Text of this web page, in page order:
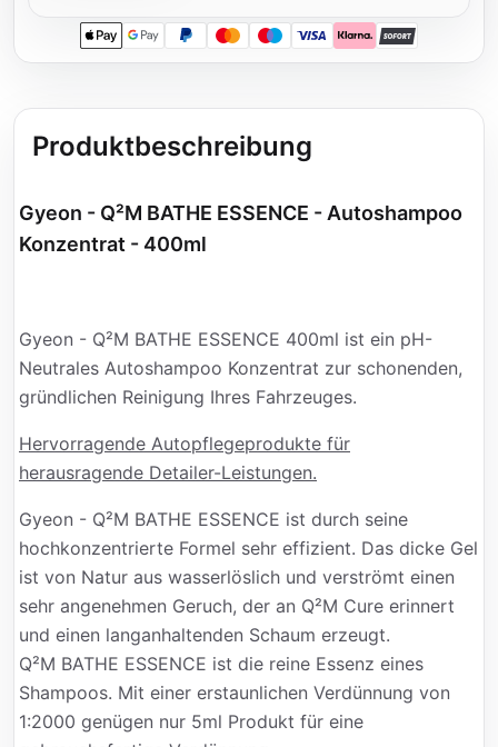
Apple PayGoogle Pay
PayPalMastercardMaestro
Visa KlarnaSOFORT
Produktbeschreibung
Gyeon - Q²M BATHE ESSENCE - Autoshampoo
Konzentrat - 400ml
Gyeon - Q²M BATHE ESSENCE 400ml ist ein pH-
Neutrales Autoshampoo Konzentrat zur schonenden,
gründlichen Reinigung Ihres Fahrzeuges.
Hervorragende Autopflegeprodukte für
herausragende Detailer-Leistungen.
Gyeon - Q²M BATHE ESSENCE ist durch seine
hochkonzentrierte Formel sehr effizient. Das dicke Gel
ist von Natur aus wasserlöslich und verströmt einen
sehr angenehmen Geruch, der an Q²M Cure erinnert
und einen langanhaltenden Schaum erzeugt.
Q²M BATHE ESSENCE ist die reine Essenz eines
Shampoos. Mit einer erstaunlichen Verdünnung von
1:2000 genügen nur 5ml Produkt für eine